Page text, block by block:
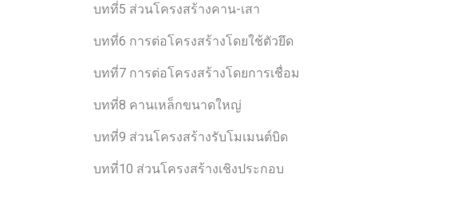
บทที่5 ส่วนโครงสร้างคาน-เสา
บทที่6 การต่อโครงสร้างโดยใช้ตัวยึด
บทที่7 การต่อโครงสร้างโดยการเชื่อม
บทที่8 คานเหล็กขนาดใหญ่
บทที่9 ส่วนโครงสร้างรับโมเมนต์บิด
บทที่10 ส่วนโครงสร้างเชิงประกอบ